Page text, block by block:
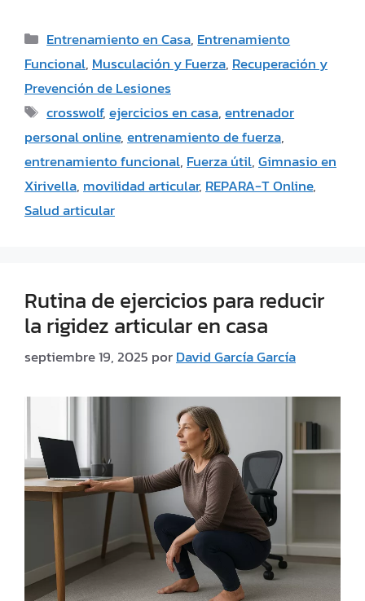
Entrenamiento en Casa, Entrenamiento
Funcional, Musculación y Fuerza, Recuperación y
Prevención de Lesiones
crosswolf,ejercicios en casa,entrenador
personal online,entrenamiento de fuerza,
entrenamiento funcional, Fuerza útil,Gimnasio en
Xirivella, movilidad articular, REPARA-T Online,
Salud articular
Rutina de ejercicios para reducir
la rigidez articular en casa
septiembre 19, 2025 porDavid García García